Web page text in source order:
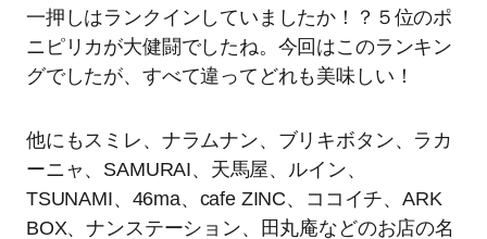
一押しはランクインしていましたか！？５位のポ
ニピリカが大健闘でしたね。今回はこのランキン
グでしたが、すべて違ってどれも美味しい！
他にもスミレ、ナラムナン、ブリキボタン、ラカ
ーニャ、SAMURAI、天馬屋、ルイン、
TSUNAMI、46ma、cafe ZINC、ココイチ、ARK
BOX、ナンステーション、田丸庵などのお店の名